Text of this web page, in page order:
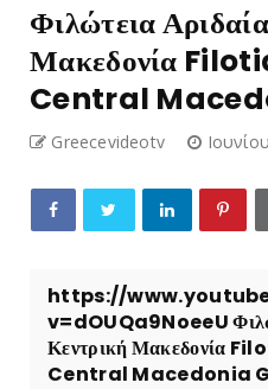
Φιλώτεια
Μακεδονία
Central
Greecevideotv
https://
v=dOUQa9NoeeU
Κεντρική Μακεδονία
Central Macedonia